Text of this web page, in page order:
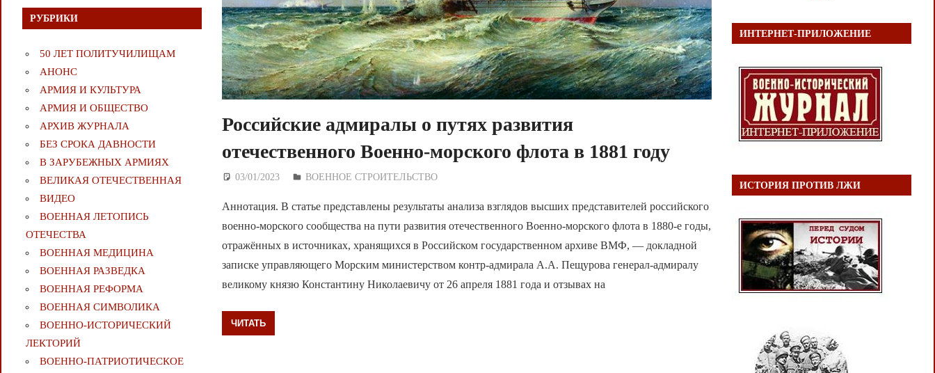
Российские адмиралы о путях развития
отечественного Военно-морского флота в 1881 году
03/01/2023 Дежурный по Редакции
ВОЕННОЕ СТРОИТЕЛЬСТВО
Аннотация. В статье представлены результаты анализа взглядов высших представителей российского
военно-морского сообщества на пути развития отечественного Военно-морского флота в 1880-е годы,
отражённых в источниках, хранящихся в Российском государственном архиве ВМФ, — докладной
записке управляющего Морским министерством контр-адмирала А.А. Пещурова генерал-адмиралу
великому князю Константину Николаевичу от 26 апреля 1881 года и отзывах на
ЧИТАТЬ
РУБРИКИ
50 ЛЕТ ПОЛИТУЧИЛИЩАМ
АНОНС
АРМИЯ И КУЛЬТУРА
АРМИЯ И ОБЩЕСТВО
АРХИВ ЖУРНАЛА
БЕЗ СРОКА ДАВНОСТИ
В ЗАРУБЕЖНЫХ АРМИЯХ
ВЕЛИКАЯ ОТЕЧЕСТВЕННАЯ
ВИДЕО
ВОЕННАЯ ЛЕТОПИСЬ
ОТЕЧЕСТВА
ВОЕННАЯ МЕДИЦИНА
ВОЕННАЯ РАЗВЕДКА
ВОЕННАЯ РЕФОРМА
ВОЕННАЯ СИМВОЛИКА
ВОЕННО-ИСТОРИЧЕСКИЙ
ЛЕКТОРИЙ
ВОЕННО-ПАТРИОТИЧЕСКОЕ
ИНТЕРНЕТ-ПРИЛОЖЕНИЕ
ИСТОРИЯ ПРОТИВ ЛЖИ